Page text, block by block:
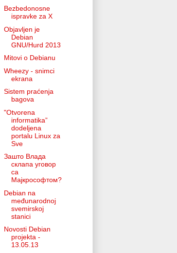
Bezbedonosne
ispravke za X
Objavljen je
Debian
GNU/Hurd 2013
Mitovi o Debianu
Wheezy - snimci
ekrana
Sistem praćenja
bagova
"Otvorena
informatika”
dodeljena
portalu Linux za
Sve
Зашто Влада
склапа уговор
са
Мајкрософтом?
Debian na
međunarodnoj
svemirskoj
stanici
Novosti Debian
projekta -
13.05.13